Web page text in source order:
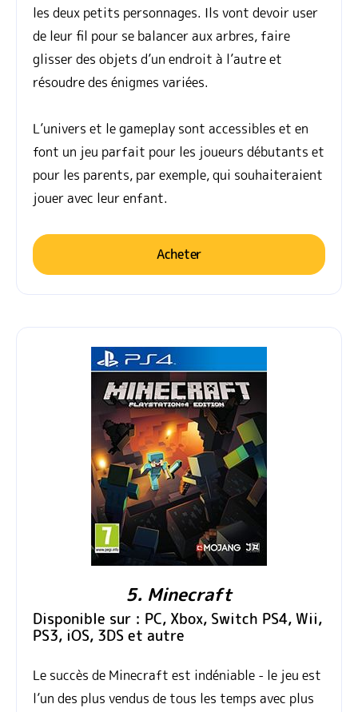
les deux petits personnages. Ils vont devoir user
de leur fil pour se balancer aux arbres, faire
glisser des objets d’un endroit à l’autre et
résoudre des énigmes variées.
L’univers et le gameplay sont accessibles et en
font un jeu parfait pour les joueurs débutants et
pour les parents, par exemple, qui souhaiteraient
jouer avec leur enfant.
Acheter
5. Minecraft
Disponible sur : PC, Xbox, Switch PS4, Wii,
PS3, iOS, 3DS et autre
Le succès de Minecraft est indéniable - le jeu est
l’un des plus vendus de tous les temps avec plus